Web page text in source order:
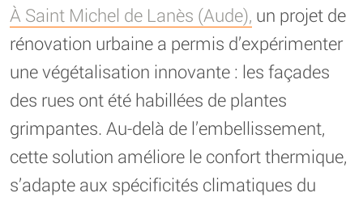
À Saint Michel de Lanès (Aude), un projet de
rénovation urbaine a permis d’expérimenter
une végétalisation innovante : les façades
des rues ont été habillées de plantes
grimpantes. Au-delà de l’embellissement,
cette solution améliore le confort thermique,
s’adapte aux spécificités climatiques du